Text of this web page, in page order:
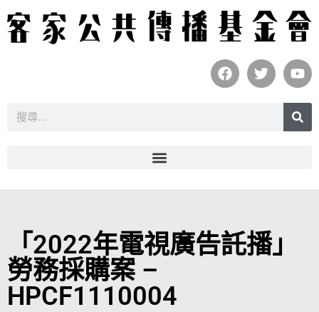
「2022年電視廣告託播」
勞務採購案 –
HPCF1110004